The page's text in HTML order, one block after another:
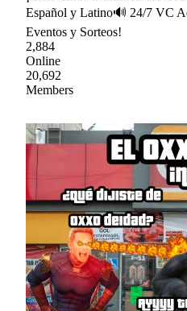
Español y Latino🔊 24/7 VC
Eventos y Sorteos!
2,884
Online
20,692
Members